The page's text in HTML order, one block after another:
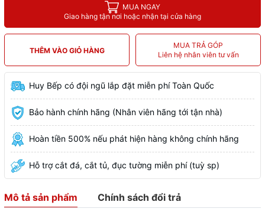
MUA NGAY
Giao hàng tận nơi hoặc nhận tại cửa hàng
THÊM VÀO GIỎ HÀNG
MUA TRẢ GÓP
Liên hệ nhân viên tư vấn
Huy Bếp có đội ngũ lắp đặt miễn phí Toàn Quốc
Bảo hành chính hãng (Nhân viên hãng tới tận nhà)
Hoàn tiền 500% nếu phát hiện hàng không chính hãng
Hỗ trợ cắt đá, cắt tủ, đục tường miễn phí (tuỳ sp)
Mô tả sản phẩm Chính sách đổi trả